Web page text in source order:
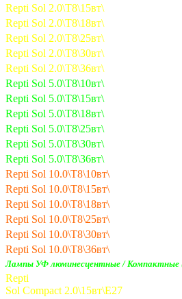
Repti Sol 2.0\Т8\15вт\
Repti Sol 2.0\Т8\18вт\
Repti Sol 2.0\Т8\25вт\
Repti Sol 2.0\Т8\30вт\
Repti Sol 2.0\Т8\36вт\
Repti Sol 5.0\Т8\10вт\
Repti Sol 5.0\Т8\15вт\
Repti Sol 5.0\Т8\18вт\
Repti Sol 5.0\Т8\25вт\
Repti Sol 5.0\Т8\30вт\
Repti Sol 5.0\Т8\36вт\
Repti Sol 10.0\Т8\10вт\
Repti Sol 10.0\Т8\15вт\
Repti Sol 10.0\Т8\18вт\
Repti Sol 10.0\Т8\25вт\
Repti Sol 10.0\Т8\30вт\
Repti Sol 10.0\Т8\36вт\
Лампы УФ люминесцентные / Компактные
Repti
Sol Compact 2.0\15вт\Е27